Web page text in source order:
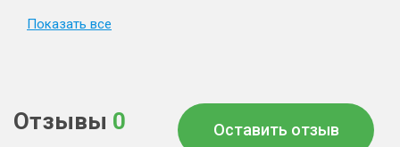
Показать все
Отзывы 0 Оставить отзыв